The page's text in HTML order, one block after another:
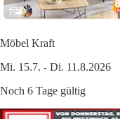
Möbel Kraft
Mi. 15.7. - Di. 11.8.2026
Noch 6 Tage gültig